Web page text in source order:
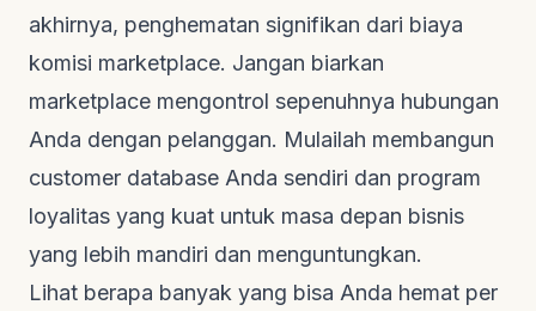
akhirnya, penghematan signifikan dari biaya
komisi marketplace. Jangan biarkan
marketplace mengontrol sepenuhnya hubungan
Anda dengan pelanggan. Mulailah membangun
customer database Anda sendiri dan program
loyalitas yang kuat untuk masa depan bisnis
yang lebih mandiri dan menguntungkan.
Lihat berapa banyak yang bisa Anda hemat per